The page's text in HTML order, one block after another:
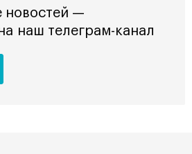
новостей —
наш телеграм-канал